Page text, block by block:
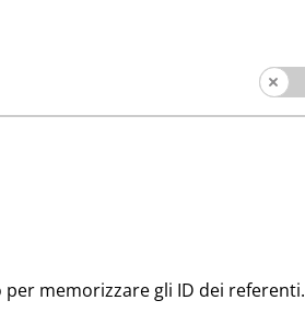
memorizzare gli ID dei referenti.